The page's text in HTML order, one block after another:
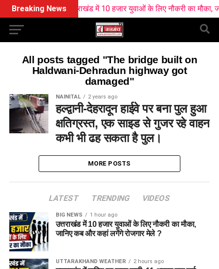
Breaking Newsउत्तराखंड में 10 हजार युवाओं के लिए नौकरी का मौका,
All posts tagged "The bridge built on
Haldwani-Dehradun highway got
damaged"
NAINITAL 2 years ago
हल्द्वानी-देहरादून हाईवे पर बना पुल हुआ
क्षतिग्रस्त, एक साइड से गुजर रहे वाहन
कभी भी ढह सकता है पुल।
MORE POSTS
LATEST TRENDING VIDEOS
BIG NEWS 1 hour ago
उत्तराखंड में 10 हजार युवाओं के लिए नौकरी का मौका,
जानिए कब और कहां लगेंगे रोजगार मेले ?
UTTARAKHAND WEATHER 2 hours ago